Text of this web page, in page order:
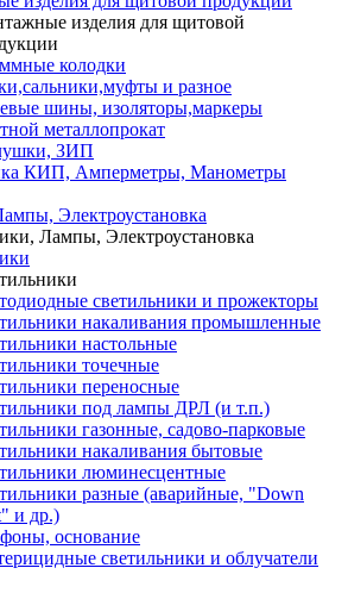
изделия для щитовой
колодки
и разное
шины, изоляторы,маркеры
металлопрокат
ЗИП
КИП, Амперметры, Манометры
Электроустановка
Лампы, Электроустановка
светильники и прожекторы
накаливания промышленные
настольные
точечные
переносные
под лампы ДРЛ (и т.п.)
газонные, садово-парковые
накаливания бытовые
люминесцентные
разные (аварийные, "Down
и др.)
основание
светильники и облучатели